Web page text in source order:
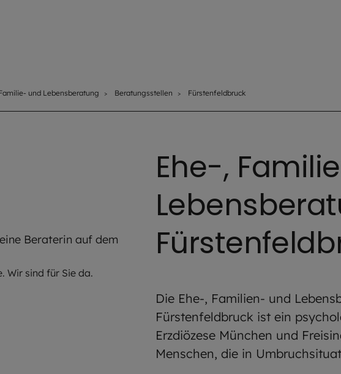
und Lebensberatung Beratungsstellen Fürstenfeldbruck
Wir sind für Sie da.
Ehe-,
Die Ehe-, Familien- und
Fürstenfeldbruck ist ein
Erzdiözese München und
Menschen, die in